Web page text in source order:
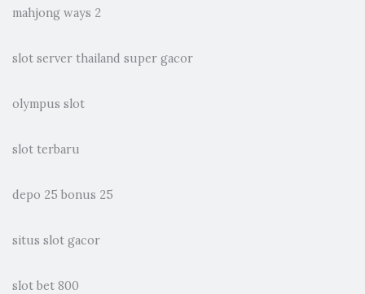
mahjong ways 2
slot server thailand super gacor
olympus slot
slot terbaru
depo 25 bonus 25
situs slot gacor
slot bet 800